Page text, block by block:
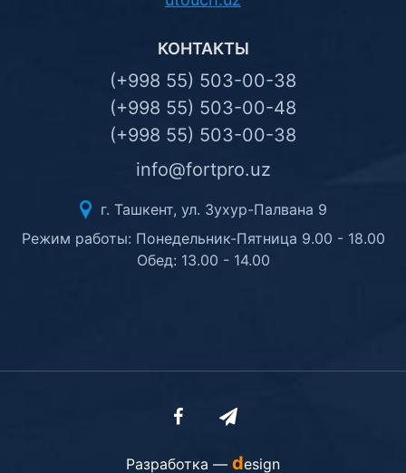
КОНТАКТЫ
(+998 55) 503-00-38
(+998 55) 503-00-48
(+998 55) 503-00-38
info@fortpro.uz
г. Ташкент, ул. Зухур-Палвана 9
Режим работы: Понедельник-Пятница 9.00 - 18.00
Обед: 13.00 - 14.00
Разработка — design